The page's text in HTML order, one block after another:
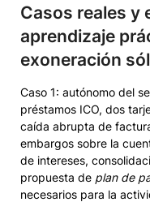
Casos reales y
aprendizaje
exoneración
Caso 1: autónomo del
préstamos ICO, dos
caída abrupta de
embargos sobre la
de intereses,
propuesta de plan de
necesarios para la